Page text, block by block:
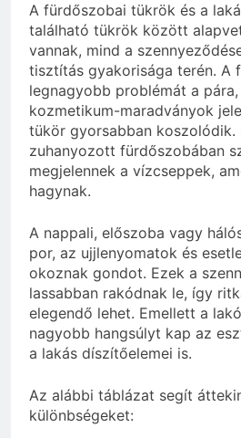
A fürdőszobai tükrök és a
található tükrök között
vannak, mind a
tisztítás gyakorisága terén. A
legnagyobb problémát a
kozmetikum-maradványok
tükör gyorsabban koszolódik.
zuhanyozott fürdőszobában
megjelennek a vízcseppek,
hagynak.
A nappali, előszoba vagy
por, az ujjlenyomatok és
okoznak gondot. Ezek a
lassabban rakódnak le, így
elegendő lehet. Emellett a
nagyobb hangsúlyt kap az
a lakás díszítőelemei is.
Az alábbi táblázat segít
különbségeket: